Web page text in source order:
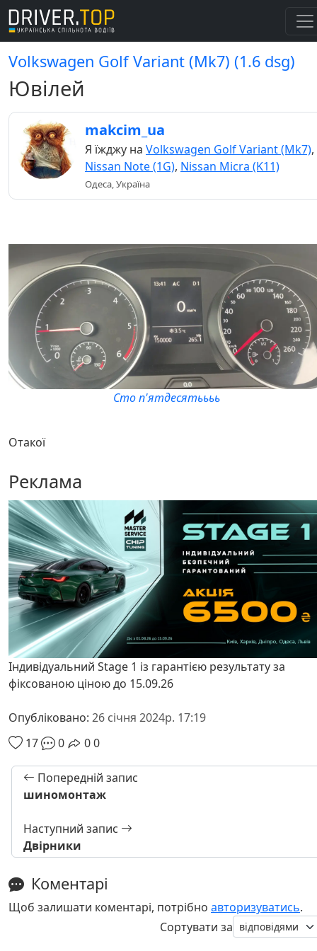
Volkswagen Golf Variant (Mk7) (1.6 dsg)
Ювілей
makcim_ua
Я їжджу на Volkswagen Golf Variant (Mk7),
Nissan Note (1G), Nissan Micra (K11)
Одеса, Україна
Сто п'ятдесятьььь
Отакої
Реклама
Індивідуальний Stage 1 із гарантією результату за
фіксованою ціною до 15.09.26
Опубліковано: 26 січня 2024р. 17:19
17
0 00
Попередній запис
шиномонтаж
Наступний запис
Двірники
Коментарі
Щоб залишати коментарі, потрібно авторизуватись.
Сортувати за